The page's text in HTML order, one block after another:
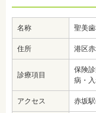
名称 聖美
住所 港区
診療項目
保険
病・
アクセス 赤坂